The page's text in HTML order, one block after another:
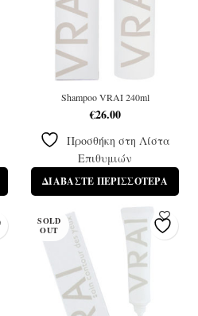
Shampoo VRAI 240ml
€26.00
Προσθήκη στη Λίστα
Επιθυμιών
ΔΙΑΒΆΣΤΕ ΠΕΡΙΣΣΌΤΕΡΑ
SOLD
OUT